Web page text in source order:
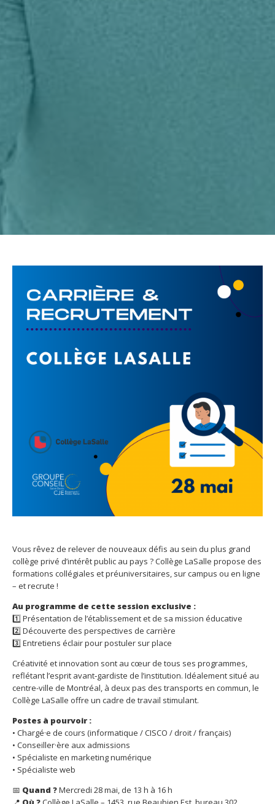
Vous rêvez de relever de nouveaux défis au sein du plus grand
collège privé d’intérêt public au pays ? Collège LaSalle propose des
formations collégiales et préuniversitaires, sur campus ou en ligne
– et recrute !
Au programme de cette session exclusive :
1️⃣ Présentation de l’établissement et de sa mission éducative
2️⃣ Découverte des perspectives de carrière
3️⃣ Entretiens éclair pour postuler sur place
Créativité et innovation sont au cœur de tous ses programmes,
reflétant l’esprit avant‐gardiste de l’institution. Idéalement situé au
centre-ville de Montréal, à deux pas des transports en commun, le
Collège LaSalle offre un cadre de travail stimulant.
Postes à pourvoir :
• Chargé·e de cours (informatique / CISCO / droit / français)
• Conseiller·ère aux admissions
• Spécialiste en marketing numérique
• Spécialiste web
📅 Quand ?Mercredi 28 mai, de 13 h à 16 h